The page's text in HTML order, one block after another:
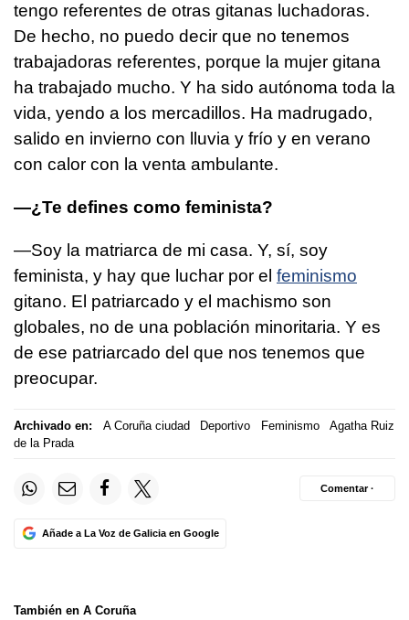
tengo referentes de otras gitanas luchadoras.
De hecho, no puedo decir que no tenemos
trabajadoras referentes, porque la mujer gitana
ha trabajado mucho. Y ha sido autónoma toda la
vida, yendo a los mercadillos. Ha madrugado,
salido en invierno con lluvia y frío y en verano
con calor con la venta ambulante.
—¿Te defines como feminista?
—Soy la matriarca de mi casa. Y, sí, soy
feminista, y hay que luchar por el feminismo
gitano. El patriarcado y el machismo son
globales, no de una población minoritaria. Y es
de ese patriarcado del que nos tenemos que
preocupar.
Archivado en: A Coruña ciudad Deportivo Feminismo
Agatha Ruiz
de la Prada
Añade a La Voz de Galicia en Google
Comentar ·
También en A Coruña